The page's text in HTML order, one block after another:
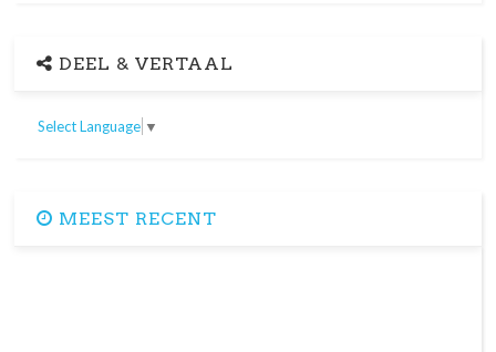
DEEL & VERTAAL
Select Language ▼
MEEST RECENT